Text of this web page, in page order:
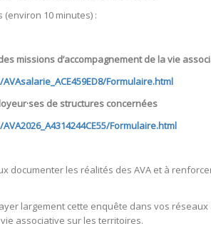
10 minutes) :
missions d’accompagnement de la vie
Formulaire.html
de structures concernées
Formulaire.html
documenter les réalités des AVA et à
largement cette enquête dans vos
associative sur les territoires.